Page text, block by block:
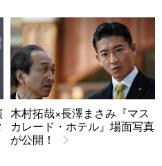
木村拓哉×長澤まさみ『マス
カレード・ホテル』場面写真
が公開！